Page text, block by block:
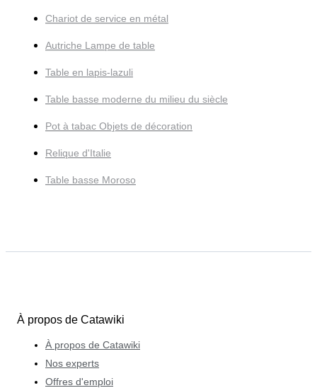
Chariot de service en métal
Autriche Lampe de table
Table en lapis-lazuli
Table basse moderne du milieu du siècle
Pot à tabac Objets de décoration
Relique d'Italie
Table basse Moroso
À propos de Catawiki
À propos de Catawiki
Nos experts
Offres d'emploi